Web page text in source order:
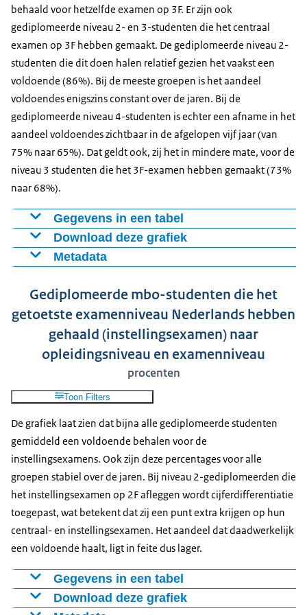
Kwaliteitsafspraken 2024-2027 / levering 2026 - DUO
Open Onderwijsdat
Definitie:
Het aantal studenten dat voor het centraal examen en
instellingsexamen Nederlands een 5,5 of hoger heeft
of een vrijstelling heeft op grond van een
Vanaf 2024 is er voor gekozen om niet meer random te
ontdubbelen. Als er meerdere cijfers worden
doorgegeven voor een vak wordt nu het hoogste cijfer
gekozen (als eerste gekeken naar het totaalcijfer, dan
het CE cijfer, dan het IE cijfer). Bij de aanwezigheid van
meerdere diploma’s wordt het hoofddiploma gekozen.
Dit is ook doorgevoerd voor eerdere jaren, waardoor de
cijfers niet 100% overeenkomen met de eerder
gepubliceerde gegevens voor de kwaliteitsafspraken.
Het betreft het aantal gediplomeerden waarvan de
geregistreerde examengegevens koppelbaar zijn met
de 1cijfer-diplomabestanden van DUO. Dit aantal komt
niet noodzakelijkerwijs overeen met het werkelijk
aantal gediplomeerden, zoals elders gepubliceerd.
Daarbovenop is geconstateerd dat bij enkele
instellingen de koppeling tussen examengegevens en
de 1cijferdiplomabestanden soms niet te maken is.
Deze gegevens ontbreken dan ook in de tabel.
Status van de cijfers:
De gegevens over het meest recente verslagjaar zijn
voorlopig. De overige zijn definitief.
behaald voor hetzelfde examen op 3F. Er zijn ook
gediplomeerde niveau 2- en 3-studenten die het centraal
examen op 3F hebben gemaakt. De gediplomeerde niveau 2-
studenten die dit doen halen relatief gezien het vaakst een
voldoende (86%). Bij de meeste groepen is het aandeel
voldoendes enigszins constant over de jaren. Bij de
gediplomeerde niveau 4-studenten is echter een afname in het
aandeel voldoendes zichtbaar in de afgelopen vijf jaar (van
75% naar 65%). Dat geldt ook, zij het in mindere mate, voor de
niveau 3 studenten die het 3F-examen hebben gemaakt (73%
naar 68%).
Gegevens in een tabel
opleidingsrichting
en examenniveau
2020/20212021/20222022/2023
niveau 3 - 2f
95% 95% 95%
niveau 2 - 3f
87% 88% 88%
niveau 3 - 3f
73% 70% 71%
niveau 4 - 3f
75% 72% 68%
Download deze grafiek
Figuur als PNG
Metadata
Gediplomeerde mbo-studenten die het
getoetste examenniveau Nederlands hebben
gehaald (instellingsexamen) naar
opleidingsniveau en examenniveau
procenten
Toon Filters
De grafiek laat zien dat bijna alle gediplomeerde studenten
gemiddeld een voldoende behalen voor de
instellingsexamens. Ook zijn deze percentages voor alle
groepen stabiel over de jaren. Bij niveau 2-gediplomeerden die
het instellingsexamen op 2F afleggen wordt cijferdifferentiatie
toegepast, wat betekent dat zij een punt extra krijgen op hun
centraal- en instellingsexamen. Het aandeel dat daadwerkelijk
een voldoende haalt, ligt in feite dus lager.
Gegevens in een tabel
opleidingsrichting 2020-2021-
Download deze grafiek